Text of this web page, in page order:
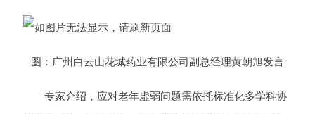
图：广州白云山花城药业有限公司副总经理黄朝旭发言
专家介绍，应对老年虚弱问题需依托标准化多学科协